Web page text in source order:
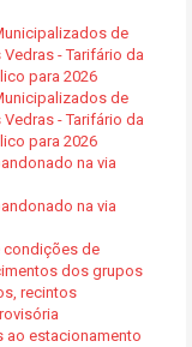
de
- Tarifário da
para 2026
de
- Tarifário da
para 2026
na via
na via
condições de
dos grupos
recintos
ao estacionamento